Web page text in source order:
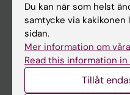
Kurs- och programwebbar
Student på KI
Medarbetare
Medarbetarportalen
Du kan när som helst
samtycke via
sidan.
Mer information om
Read this information in
Tillåt